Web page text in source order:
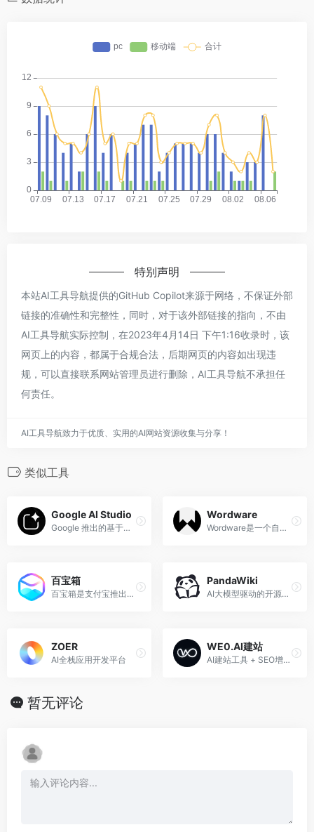
特别声明
本站AI工具导航提供的GitHub Copilot来源于网络，不保证外部
链接的准确性和完整性，同时，对于该外部链接的指向，不由
AI工具导航实际控制，在2023年4月14日 下午1:16收录时，该
网页上的内容，都属于合规合法，后期网页的内容如出现违
规，可以直接联系网站管理员进行删除，AI工具导航不承担任
何责任。
AI工具导航致力于优质、实用的AI网站资源收集与分享！
类似工具
Google AI Studio
Google 推出的基于浏览器的集成开发环境
Wordware
Wordware是一个自然语言编程工具，使任何人都可以开发、迭代和部署有用的AI应用程序。
百宝箱
百宝箱是支付宝推出的一站式AI原生应用开发平台，无需任何代码基础，只需三步即可完成AI应用的创建与发布。
PandaWiki
AI大模型驱动的开源知识库搭建系统，快速构建智能化的产品文档、技术文档、FAQ、博客系统。
ZOER
AI全栈应用开发平台
WE0.AI建站
AI建站工具 + SEO增长引擎 + 创业者商业化基础设施
暂无评论